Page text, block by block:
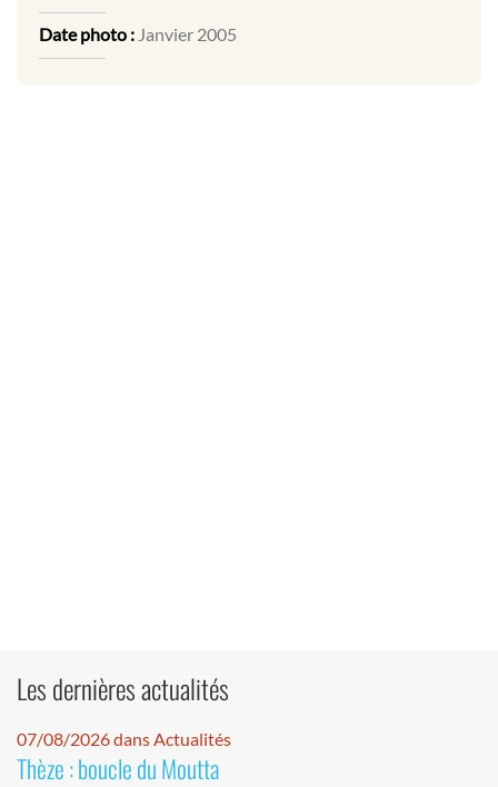
Date photo : Janvier 2005
Les dernières actualités
07/08/2026 dans Actualités
Thèze : boucle du Moutta